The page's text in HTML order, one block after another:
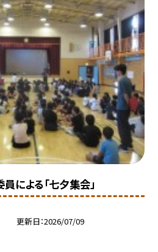
員による「七夕集会」
更新日 2026/07/09